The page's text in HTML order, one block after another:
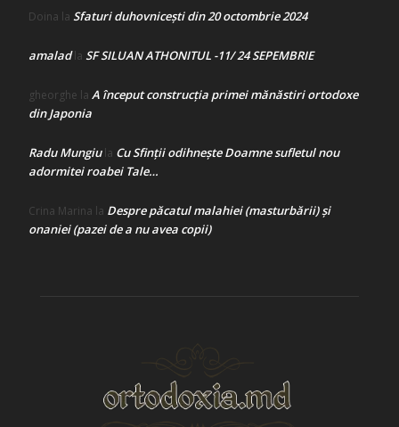
Doina la Sfaturi duhovnicești din 20 octombrie 2024
amaladla SF SILUAN ATHONITUL -11/ 24 SEPEMBRIE
gheorghe la A început construcţia primei mănăstiri ortodoxe
din Japonia
Radu Mungiula Cu Sfinții odihnește Doamne sufletul nou
adormitei roabei Tale…
Crina Marina la Despre păcatul malahiei (masturbării) şi
onaniei (pazei de a nu avea copii)